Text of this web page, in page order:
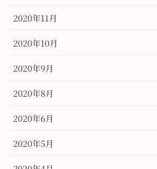
2020年11月
2020年10月
2020年9月
2020年8月
2020年6月
2020年5月